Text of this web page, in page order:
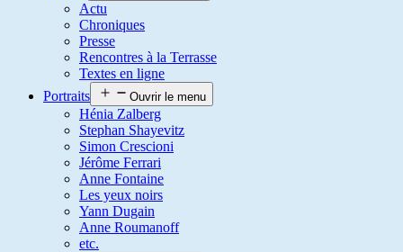
Actu
Chroniques
Presse
Rencontres à la Terrasse
Textes en ligne
Portraits
Ouvrir le menu
Hénia Zalberg
Stephan Shayevitz
Simon Crescioni
Jérôme Ferrari
Anne Fontaine
Les yeux noirs
Yann Dugain
Anne Roumanoff
etc.